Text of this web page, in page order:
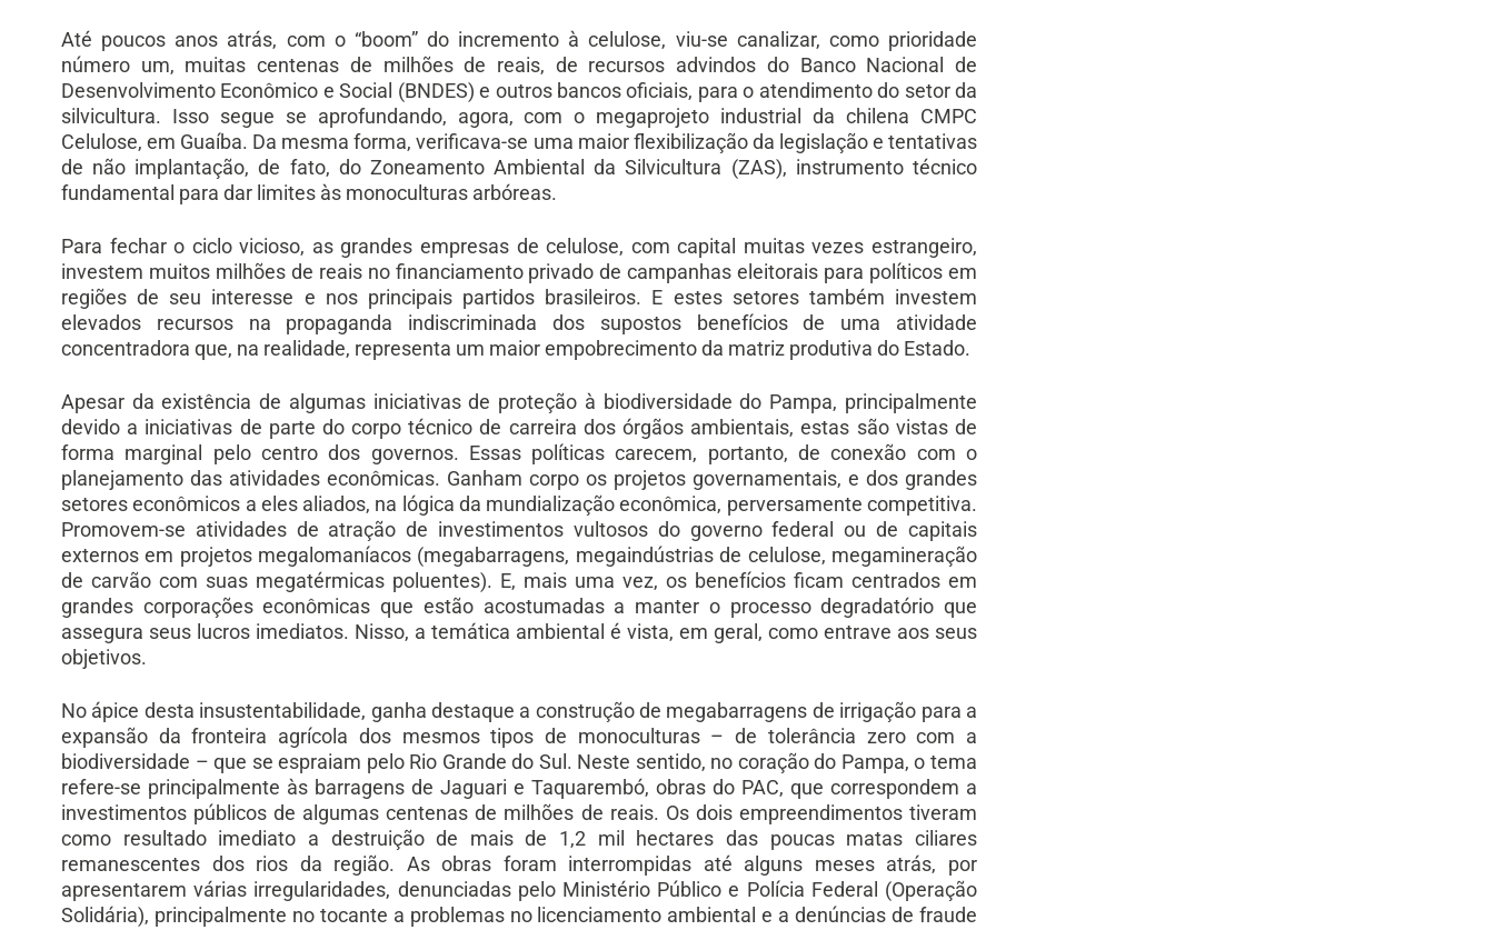
Até poucos anos atrás, com o “boom” do incremento à celulose, viu-se canalizar, como prioridade
número um, muitas centenas de milhões de reais, de recursos advindos do Banco Nacional de
Desenvolvimento Econômico e Social (BNDES) e outros bancos oficiais, para o atendimento do setor da
silvicultura. Isso segue se aprofundando, agora, com o megaprojeto industrial da chilena CMPC
Celulose, em Guaíba. Da mesma forma, verificava-se uma maior flexibilização da legislação e tentativas
de não implantação, de fato, do Zoneamento Ambiental da Silvicultura (ZAS), instrumento técnico
fundamental para dar limites às monoculturas arbóreas.
Para fechar o ciclo vicioso, as grandes empresas de celulose, com capital muitas vezes estrangeiro,
investem muitos milhões de reais no financiamento privado de campanhas eleitorais para políticos em
regiões de seu interesse e nos principais partidos brasileiros. E estes setores também investem
elevados recursos na propaganda indiscriminada dos supostos benefícios de uma atividade
concentradora que, na realidade, representa um maior empobrecimento da matriz produtiva do Estado.
Apesar da existência de algumas iniciativas de proteção à biodiversidade do Pampa, principalmente
devido a iniciativas de parte do corpo técnico de carreira dos órgãos ambientais, estas são vistas de
forma marginal pelo centro dos governos. Essas políticas carecem, portanto, de conexão com o
planejamento das atividades econômicas. Ganham corpo os projetos governamentais, e dos grandes
setores econômicos a eles aliados, na lógica da mundialização econômica, perversamente competitiva.
Promovem-se atividades de atração de investimentos vultosos do governo federal ou de capitais
externos em projetos megalomaníacos (megabarragens, megaindústrias de celulose, megamineração
de carvão com suas megatérmicas poluentes). E, mais uma vez, os benefícios ficam centrados em
grandes corporações econômicas que estão acostumadas a manter o processo degradatório que
assegura seus lucros imediatos. Nisso, a temática ambiental é vista, em geral, como entrave aos seus
objetivos.
No ápice desta insustentabilidade, ganha destaque a construção de megabarragens de irrigação para a
expansão da fronteira agrícola dos mesmos tipos de monoculturas – de tolerância zero com a
biodiversidade – que se espraiam pelo Rio Grande do Sul. Neste sentido, no coração do Pampa, o tema
refere-se principalmente às barragens de Jaguari e Taquarembó, obras do PAC, que correspondem a
investimentos públicos de algumas centenas de milhões de reais. Os dois empreendimentos tiveram
como resultado imediato a destruição de mais de 1,2 mil hectares das poucas matas ciliares
remanescentes dos rios da região. As obras foram interrompidas até alguns meses atrás, por
apresentarem várias irregularidades, denunciadas pelo Ministério Público e Polícia Federal (Operação
Solidária), principalmente no tocante a problemas no licenciamento ambiental e a denúncias de fraude